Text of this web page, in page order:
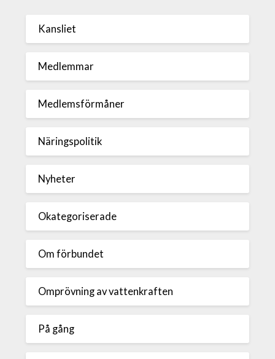
Kansliet
Medlemmar
Medlemsförmåner
Näringspolitik
Nyheter
Okategoriserade
Om förbundet
Omprövning av vattenkraften
På gång